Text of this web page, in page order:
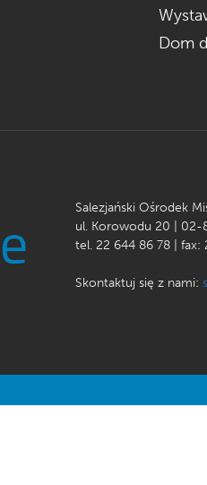
Dom
Salezjański Ośrodek
ul. Korowodu 20 | 02-
tel. 22 644 86 78 | fax:
Skontaktuj się z nami: